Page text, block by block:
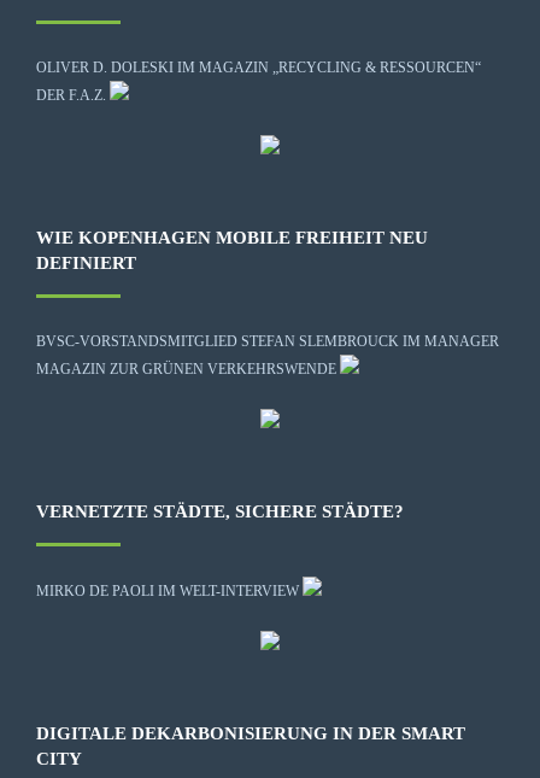
OLIVER D. DOLESKI IM MAGAZIN „RECYCLING & RESSOURCEN“
DER F.A.Z.
WIE KOPENHAGEN MOBILE FREIHEIT NEU
DEFINIERT
BVSC-VORSTANDSMITGLIED STEFAN SLEMBROUCK IM MANAGER
MAGAZIN ZUR GRÜNEN VERKEHRSWENDE
VERNETZTE STÄDTE, SICHERE STÄDTE?
MIRKO DE PAOLI IM WELT-INTERVIEW
DIGITALE DEKARBONISIERUNG IN DER SMART
CITY